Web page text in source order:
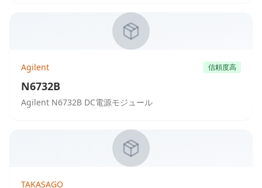
Agilent 信頼度高
N6732B
Agilent N6732B DC電源モジュール
TAKASAGO